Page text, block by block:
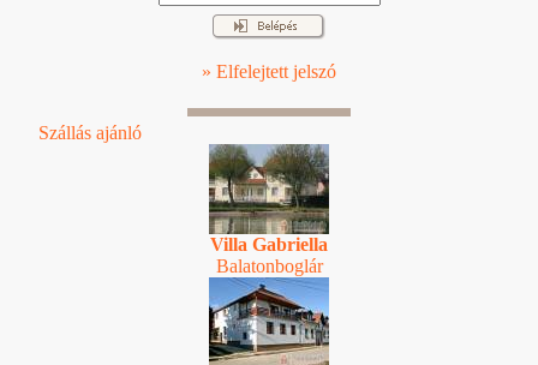
» Elfelejtett jelszó
Szállás ajánló
Villa Gabriella
Balatonboglár